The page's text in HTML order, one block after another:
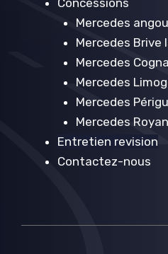
Concessions
Mercedes
Mercedes Brive
Mercedes
Mercedes
Mercedes
Mercedes Royan
Entretien revision
Contactez-nous